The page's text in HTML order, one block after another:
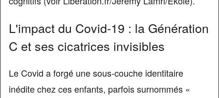
L'impact du Covid-19 : la Génération
C et ses cicatrices invisibles
Le Covid a forgé une sous-couche identitaire
inédite chez ces enfants, parfois surnommés «